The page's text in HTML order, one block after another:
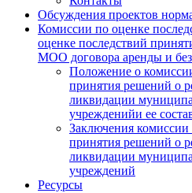
Обсуждения проектов
Комиссии по оценке
оценке последствий
МОО договора аренды и
Положение о
принятия решений о
ликвидации
учрежденийи ее
Заключения комиссии
принятия решений о
ликвидации
учреждений
Ресурсы